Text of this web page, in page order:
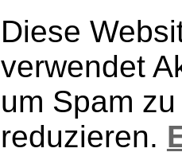
Diese
verwendet
um Spam zu
reduzieren.